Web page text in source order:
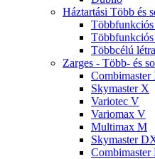
Háztartási Több és
Többfunkciós
Többcélú létra
Zarges - Több- és
Combimaster
Skymaster X
Variotec V
Variomax V
Multimax M
Skymaster
Combimaster